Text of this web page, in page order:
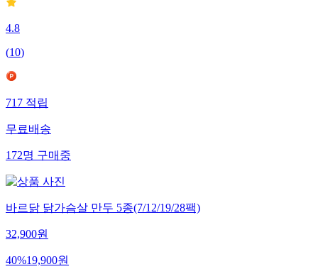
4.8
(10)
717적립
무료배송
172명구매중
바르닭 닭가슴살 만두 5종(7/12/19/28팩)
32,900원
40%19,900원